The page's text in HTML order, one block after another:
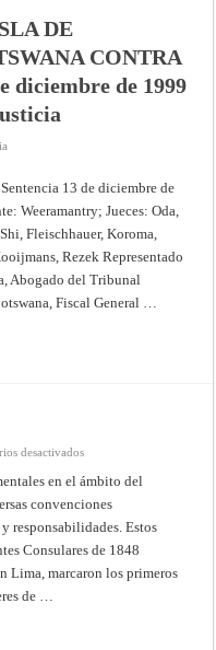
DE
CONTRA
diciembre de 1999
13 de diciembre de
Weeramantry; Jueces: Oda,
Fleischhauer, Koroma,
Rezek Representado
Abogado del Tribunal
Fiscal General …
desactivadosen
consulares
en el ámbito del
convenciones
responsabilidades. Estos
Consulares de 1848
Lima, marcaron los primeros
de …